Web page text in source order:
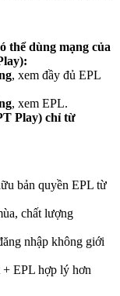
thể dùng mạng của
, xem đầy đủ EPL
, xem EPL.
Play) chỉ từ
bản quyền EPL từ
chất lượng
nhập không giới
EPL hợp lý hơn